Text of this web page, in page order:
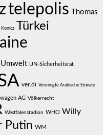
telepolis
Thomas
Konicz Türkei
Umwelt UN-Sicherheitsrat
ver.di Vereinigte Arabische Emirate
AG Völkerrecht
Westfalenstadion WHO Willy
Putin WM